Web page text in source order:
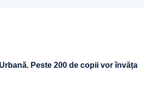
Peste 200 de copii vor învăța